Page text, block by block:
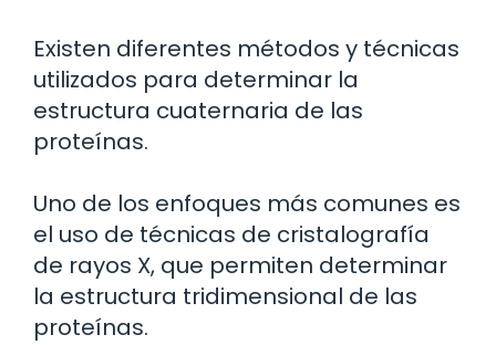
Existen diferentes métodos y técnicas
utilizados para determinar la
estructura cuaternaria de las
proteínas.
Uno de los enfoques más comunes es
el uso de técnicas de cristalografía
de rayos X, que permiten determinar
la estructura tridimensional de las
proteínas.